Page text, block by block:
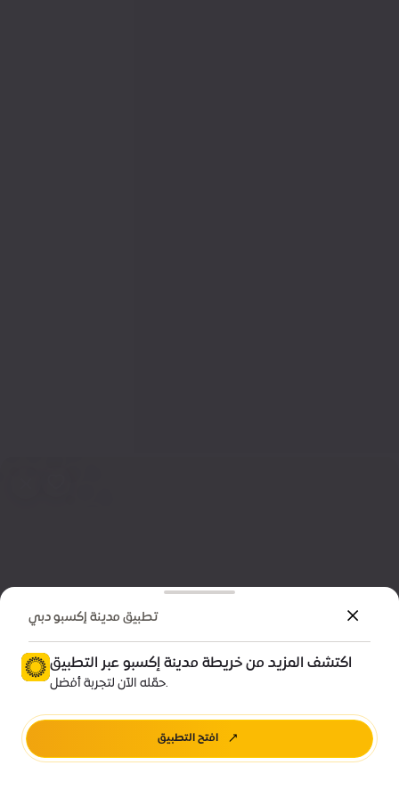
معلومات تهمك
تطبيق مدينة إكسبو دبي
اكتشف المزيد من خريطة مدينة إكسبو عبر التطبيق
حمّله الآن لتجربة أفضل.
افتح التطبيق